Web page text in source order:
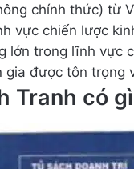
chính thức) từ
vực chiến lược
lớn trong lĩnh vực
được tôn trọng
Tranh có